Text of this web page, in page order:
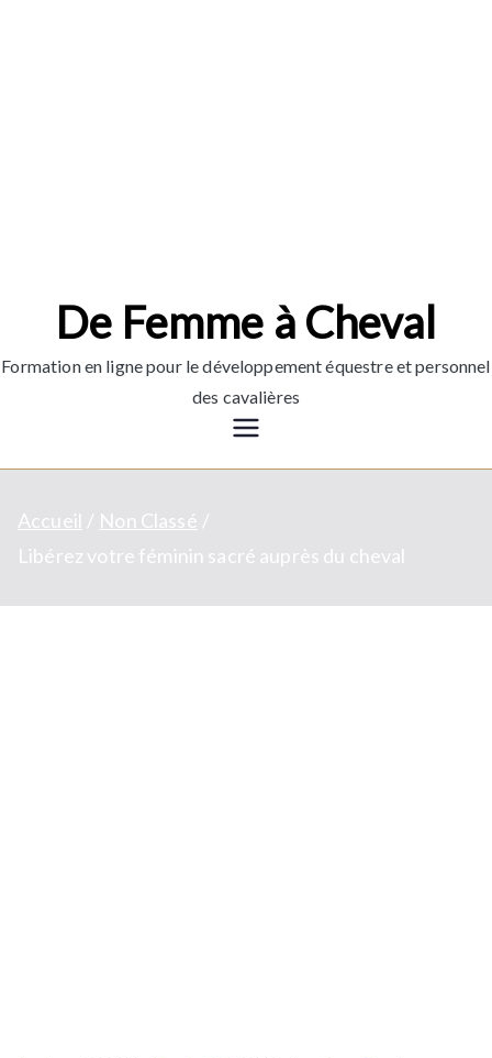
De Femme à Cheval
Formation en ligne pour le développement équestre et personnel
des cavalières
Accueil
Non Classé
Libérez votre féminin sacré auprès du cheval